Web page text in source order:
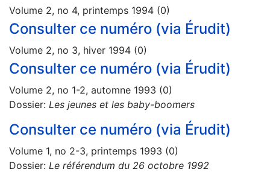
Volume 2, no 4, printemps 1994 (0)
Consulter ce numéro (via Érudit)
Volume 2, no 3, hiver 1994 (0)
Consulter ce numéro (via Érudit)
Volume 2, no 1-2, automne 1993 (0)
Dossier: Les jeunes et les baby-boomers
Consulter ce numéro (via Érudit)
Volume 1, no 2-3, printemps 1993 (0)
Dossier: Le référendum du 26 octobre 1992